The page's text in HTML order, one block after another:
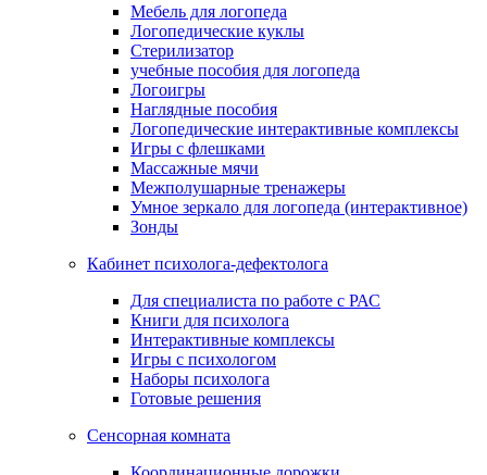
Мебель для логопеда
Логопедические куклы
Стерилизатор
учебные пособия для логопеда
Логоигры
Наглядные пособия
Логопедические интерактивные комплексы
Игры с флешками
Массажные мячи
Межполушарные тренажеры
Умное зеркало для логопеда (интерактивное)
Зонды
Кабинет психолога-дефектолога
Для специалиста по работе с РАС
Книги для психолога
Интерактивные комплексы
Игры с психологом
Наборы психолога
Готовые решения
Сенсорная комната